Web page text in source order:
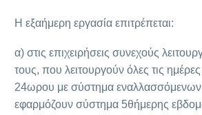
Η εξαήμερη εργασία επιτρέπεται:
α) στις επιχειρήσεις συνεχούς
τους, που λειτουργούν όλες τις
24ωρου με σύστημα εναλλασσόμενων
εφαρμόζουν σύστημα 5θήμερης